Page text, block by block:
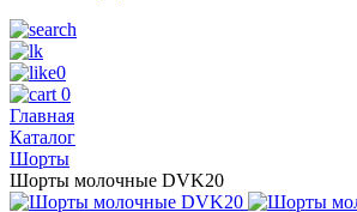
0
0
Главная
Каталог
Шорты
Шорты молочные DVK20